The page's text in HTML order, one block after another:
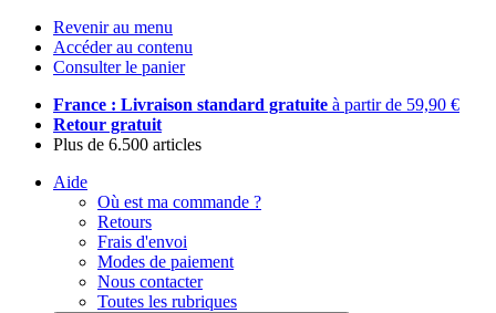
Revenir au menu
Accéder au contenu
Consulter le panier
France : Livraison standard gratuite à partir de 59,90 €
Retour gratuit
Plus de 6.500 articles
Aide
Où est ma commande ?
Retours
Frais d'envoi
Modes de paiement
Nous contacter
Toutes les rubriques